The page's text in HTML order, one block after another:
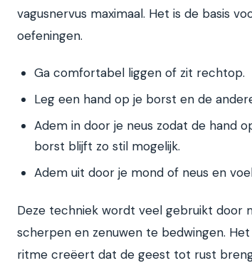
vagusnervus maximaal. Het is de basis
oefeningen.
Ga comfortabel liggen of zit rechtop.
Leg een hand op je borst en de
Adem in door je neus zodat de hand
borst blijft zo stil mogelijk.
Adem uit door je mond of neus en
Deze techniek wordt veel gebruikt door
scherpen en zenuwen te bedwingen.
ritme creëert dat de geest tot rust